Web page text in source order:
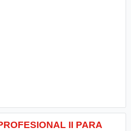
II PARA